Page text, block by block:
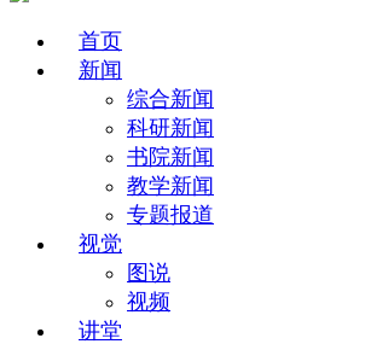
首页
新闻
综合新闻
科研新闻
书院新闻
教学新闻
专题报道
视觉
图说
视频
讲堂